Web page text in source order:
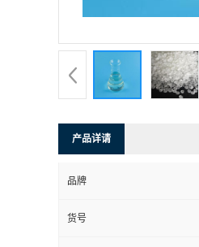
产品详请
品牌
货号